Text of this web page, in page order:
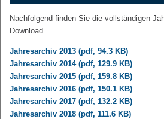
Nachfolgend finden Sie die vollständigen
Download
Jahresarchiv 2013 (pdf, 94.3 KB)
Jahresarchiv 2014 (pdf, 129.9 KB)
Jahresarchiv 2015 (pdf, 159.8 KB)
Jahresarchiv 2016 (pdf, 150.1 KB)
Jahresarchiv 2017 (pdf, 132.2 KB)
Jahresarchiv 2018 (pdf, 111.6 KB)